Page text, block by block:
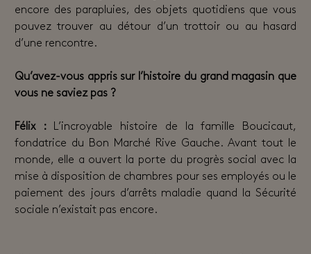
encore des parapluies, des objets quotidiens que vous
pouvez trouver au détour d’un trottoir ou au hasard
d’une rencontre.
Qu’avez-vous appris sur l’histoire du grand magasin que
vous ne saviez pas ?
Félix :L’incroyable histoire de la famille Boucicaut,
fondatrice du Bon Marché Rive Gauche. Avant tout le
monde, elle a ouvert la porte du progrès social avec la
mise à disposition de chambres pour ses employés ou le
paiement des jours d’arrêts maladie quand la Sécurité
sociale n’existait pas encore.